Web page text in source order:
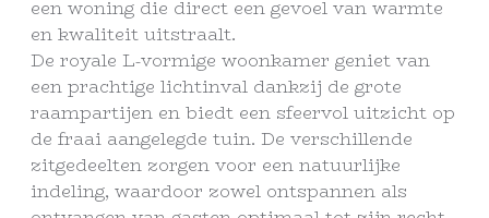
een woning die direct een gevoel van warmte
en kwaliteit uitstraalt.
De royale L-vormige woonkamer geniet van
een prachtige lichtinval dankzij de grote
raampartijen en biedt een sfeervol uitzicht op
de fraai aangelegde tuin. De verschillende
zitgedeelten zorgen voor een natuurlijke
indeling, waardoor zowel ontspannen als